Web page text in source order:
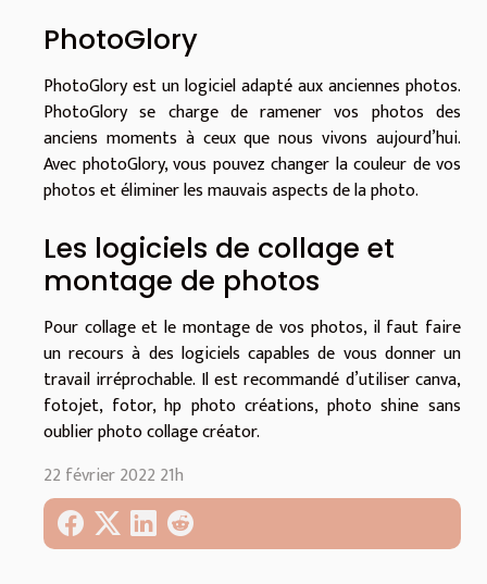
PhotoGlory
PhotoGlory est un logiciel adapté aux anciennes photos.
PhotoGlory se charge de ramener vos photos des
anciens moments à ceux que nous vivons aujourd’hui.
Avec photoGlory, vous pouvez changer la couleur de vos
photos et éliminer les mauvais aspects de la photo.
Les logiciels de collage et
montage de photos
Pour collage et le montage de vos photos, il faut faire
un recours à des logiciels capables de vous donner un
travail irréprochable. Il est recommandé d’utiliser canva,
fotojet, fotor, hp photo créations, photo shine sans
oublier photo collage créator.
22 février 2022 21h